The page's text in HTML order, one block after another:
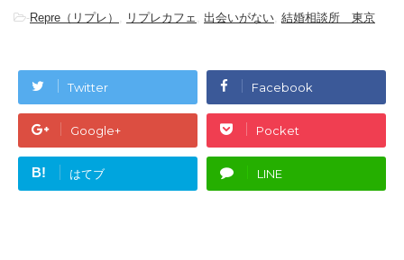
-Repre（リプレ） , リプレカフェ , 出会いがない, 結婚相談所 東京
Twitter Facebook
Google+ Pocket
B! はてブ LINE